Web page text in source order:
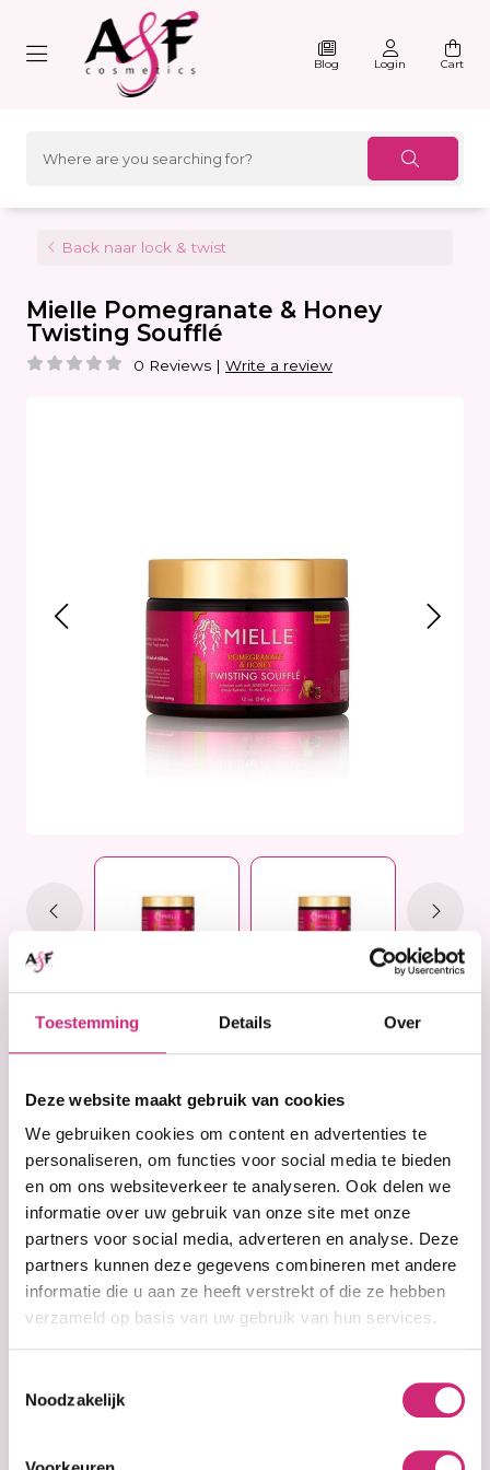
Toestemming Details Over
Deze website maakt gebruik van cookies
We gebruiken cookies om content en advertenties te
personaliseren, om functies voor social media te bieden
en om ons websiteverkeer te analyseren. Ook delen we
informatie over uw gebruik van onze site met onze
partners voor social media, adverteren en analyse. Deze
partners kunnen deze gegevens combineren met andere
informatie die u aan ze heeft verstrekt of die ze hebben
verzameld op basis van uw gebruik van hun services.
Noodzakelijk
Blog Login Cart
Back naar lock & twist
Mielle Pomegranate & Honey
Twisting Soufflé
0 Reviews | Write a review
€15,99
Suggested retail price:
In cart
Voor 15:00 besteld =morgen in huis
30 dagenbedenktijd
Uitgebreidecollectie
Gratis verzendingvanaf €40 (NL&BE)